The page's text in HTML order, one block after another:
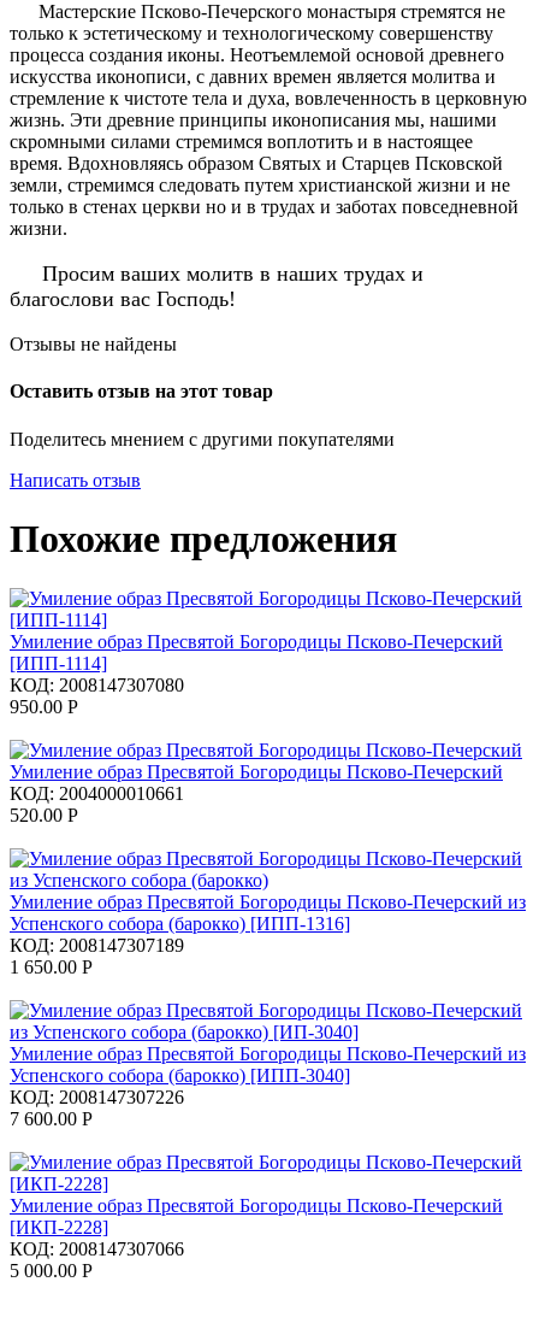
Мастерские Псково-Печерского монастыря стремятся не
только к эстетическому и технологическому совершенству
процесса создания иконы. Неотъемлемой основой древнего
искусства иконописи, с давних времен является молитва и
стремление к чистоте тела и духа, вовлеченность в церковную
жизнь. Эти древние принципы иконописания мы, нашими
скромными силами стремимся воплотить и в настоящее
время. Вдохновляясь образом Святых и Старцев Псковской
земли, стремимся следовать путем христианской жизни и не
только в стенах церкви но и в трудах и заботах повседневной
жизни.
Просим ваших молитв в наших трудах и
благослови вас Господь!
Отзывы не найдены
Оставить отзыв на этот товар
Поделитесь мнением с другими покупателями
Написать отзыв
Похожие предложения
Умиление образ Пресвятой Богородицы Псково-Печерский
[ИПП-1114]
КОД: 2008147307080
950.00 Р
Умиление образ Пресвятой Богородицы Псково-Печерский
КОД: 2004000010661
520.00 Р
Умиление образ Пресвятой Богородицы Псково-Печерский из
Успенского собора (барокко) [ИПП-1316]
КОД: 2008147307189
1 650.00 Р
Умиление образ Пресвятой Богородицы Псково-Печерский из
Успенского собора (барокко) [ИПП-3040]
КОД: 2008147307226
7 600.00 Р
Умиление образ Пресвятой Богородицы Псково-Печерский
[ИКП-2228]
КОД: 2008147307066
5 000.00 Р